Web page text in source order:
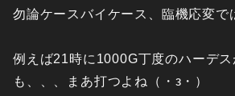
勿論ケースバイケース、臨機応変で
例えば21時に1000G丁度のハーデス
も、、、まあ打つよね（・з・）